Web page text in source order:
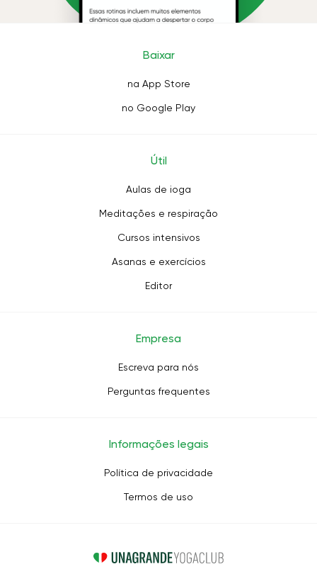
Baixar
na App Store
no Google Play
Útil
Aulas de ioga
Meditações e respiração
Cursos intensivos
Asanas e exercícios
Editor
Empresa
Escreva para nós
Perguntas frequentes
Informações legais
Política de privacidade
Termos de uso